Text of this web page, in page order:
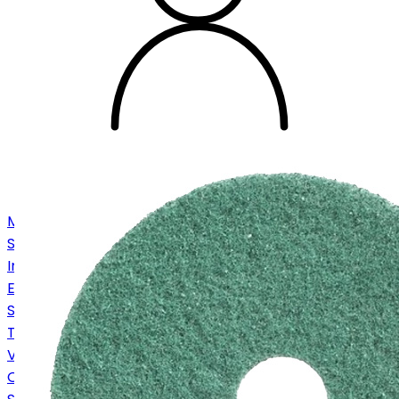
Machines
Stofzuigers
Industriezuigers
Eenschijfsmachines
Schrob-/zuigmachines
Tapijtmachines
Veegmachines
Onderdelen en accessoires